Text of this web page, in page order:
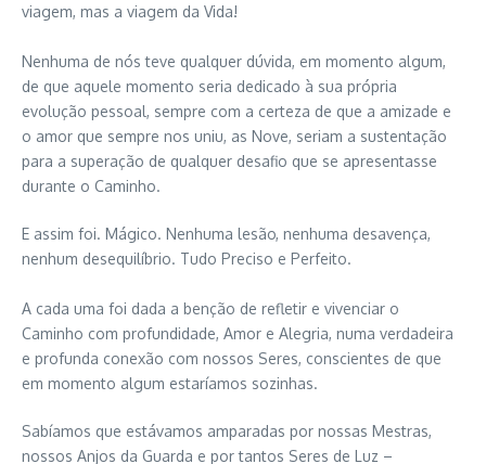
viagem, mas a viagem da Vida!
Nenhuma de nós teve qualquer dúvida, em momento algum,
de que aquele momento seria dedicado à sua própria
evolução pessoal, sempre com a certeza de que a amizade e
o amor que sempre nos uniu, as Nove, seriam a sustentação
para a superação de qualquer desafio que se apresentasse
durante o Caminho.
E assim foi. Mágico. Nenhuma lesão, nenhuma desavença,
nenhum desequilíbrio. Tudo Preciso e Perfeito.
A cada uma foi dada a benção de refletir e vivenciar o
Caminho com profundidade, Amor e Alegria, numa verdadeira
e profunda conexão com nossos Seres, conscientes de que
em momento algum estaríamos sozinhas.
Sabíamos que estávamos amparadas por nossas Mestras,
nossos Anjos da Guarda e por tantos Seres de Luz –